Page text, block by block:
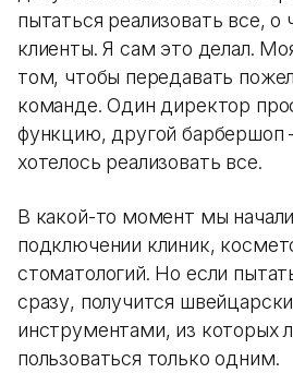
пытаться реализовать все, о
клиенты. Я сам это делал.
том, чтобы передавать
команде. Один директор
функцию, другой
хотелось реализовать все.
В какой-то момент мы
подключении клиник,
стоматологий. Но если
сразу, получится
инструментами, из которых
пользоваться только одним.